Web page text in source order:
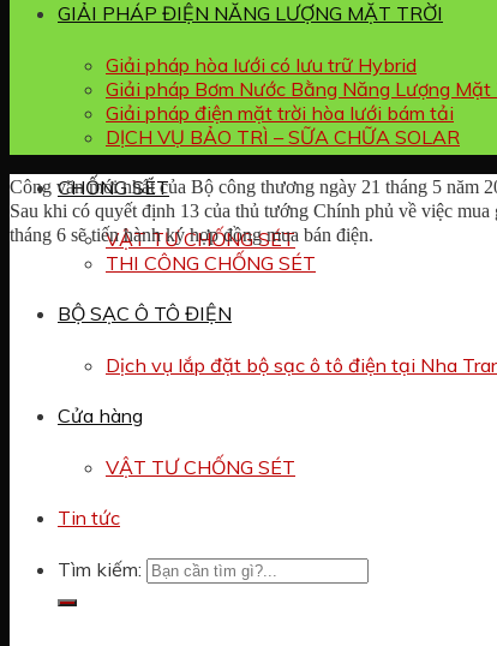
GIẢI PHÁP ĐIỆN NĂNG LƯỢNG MẶT TRỜI
Giải pháp hòa lưới có lưu trữ Hybrid
Giải pháp Bơm Nước Bằng Năng Lượng Mặt
Giải pháp điện mặt trời hòa lưới bám tải
DỊCH VỤ BẢO TRÌ – SỮA CHỮA SOLAR
CHỐNG SÉT
VẬT TƯ CHỐNG SÉT
THI CÔNG CHỐNG SÉT
BỘ SẠC Ô TÔ ĐIỆN
Dịch vụ lắp đặt bộ sạc ô tô điện tại Nha
Cửa hàng
VẬT TƯ CHỐNG SÉT
Tin tức
Tìm kiếm:
Công văn mới nhất của Bộ công thương ngày 21 tháng 5 năm
Sau khi có quyết định 13 của thủ tướng Chính phủ về việc
tháng 6 sẽ tiến hành ký hợp đồng mua bán điện.